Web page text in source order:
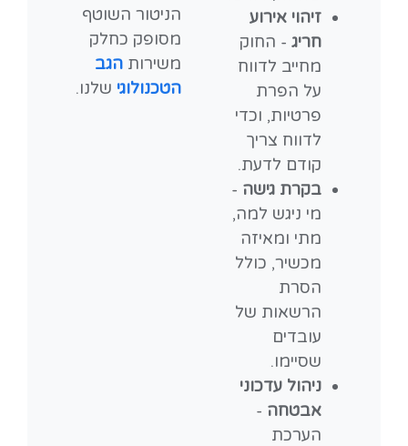
זיהוי אירוע
חריג - החוק
מחייב לדווח
על הפרת
פרטיות, וכדי
לדווח צריך
קודם לדעת.
בקרת גישה -
מי ניגש למה,
מתי ומאיזה
מכשיר, כולל
הסרת
הרשאות של
עובדים
שסיימו.
ניהול עדכוני
אבטחה -
הערכת
הניטור השוטף
מסופק כחלק
משירות הגב
הטכנולוגי שלנו.